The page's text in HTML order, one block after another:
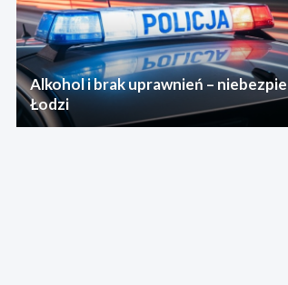
Alkohol i brak uprawnień –
Łodzi